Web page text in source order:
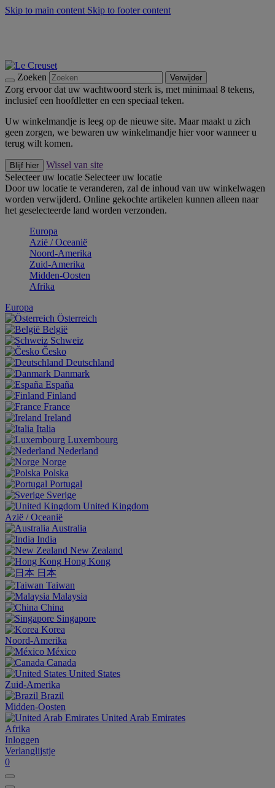
Skip to main content Skip to footer content
Zoeken Verwijder
Zorg ervoor dat uw wachtwoord sterk is, met minimaal 8 tekens,
inclusief een hoofdletter en een speciaal teken.
Uw winkelmandje is leeg op de nieuwe site. Maar maakt u zich
geen zorgen, we bewaren uw winkelmandje hier voor wanneer u
terug wilt komen.
Blijf hier
Wissel van site
Selecteer uw locatie Selecteer uw locatie
Door uw locatie te veranderen, zal de inhoud van uw winkelwagen
worden verwijderd. Online gekochte artikelen kunnen alleen naar
het geselecteerde land worden verzonden.
Europa
Aziё / Oceaniё
Noord-Amerika
Zuid-Amerika
Midden-Oosten
Afrika
Europa
Österreich
België
Schweiz
Česko
Deutschland
Danmark
España
Finland
France
Ireland
Italia
Luxembourg
Nederland
Norge
Polska
Portugal
Sverige
United Kingdom
Aziё / Oceaniё
Australia
India
New Zealand
Hong Kong
日本
Taiwan
Malaysia
China
Singapore
Korea
Noord-Amerika
México
Canada
United States
Zuid-Amerika
Brazil
Midden-Oosten
United Arab Emirates
Afrika
Inloggen
Verlanglijstje
0